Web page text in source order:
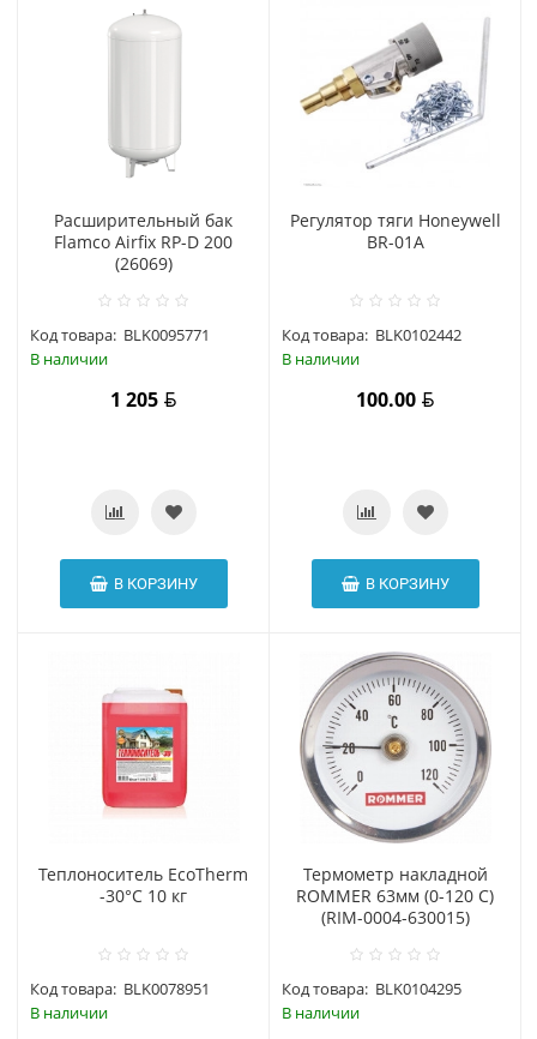
Расширительный бак
Flamco Airfix RP-D 200
(26069)
Код товара: BLK0095771
В наличии
1 205
В КОРЗИНУ
Регулятор тяги Honeywell
BR-01A
Код товара: BLK0102442
В наличии
100.00
В КОРЗИНУ
Теплоноситель EcoTherm
-30°С 10 кг
Код товара: BLK0078951
В наличии
Термометр накладной
ROMMER 63мм (0-120 С)
(RIM-0004-630015)
Код товара: BLK0104295
В наличии